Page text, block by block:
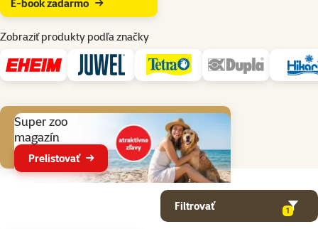
E-book zadarmo
Zobraziť produkty podľa značky
Super zoo
magazín
Prelistovať
Filtrovať
1
Produkty v kategorii Krmivo pre akvárijné ryby